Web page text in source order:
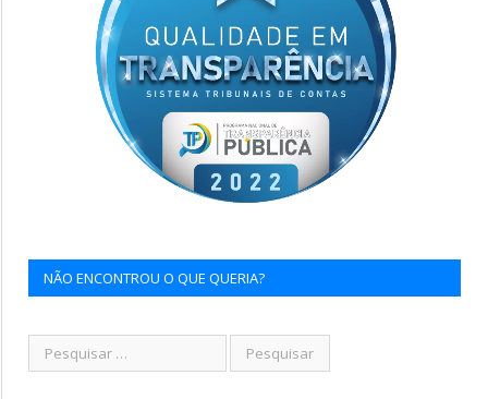
NÃO ENCONTROU O QUE QUERIA?